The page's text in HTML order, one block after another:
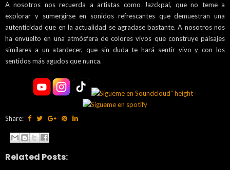
A nosotros nos recuerda a artistas como Jazckpal, que no teme a
explorar y sumergirse en sonidos refrescantes que demuestran una
autenticidad que en la actualidad se agradase bastante. A nosotros nos
ha envuelto en una atmósfera de colores vivos que construye paisajes
similares a un atardecer, que sin duda te hará sentir vivo y con los
sentidos más agudos que nunca.
Share:
Related Posts: